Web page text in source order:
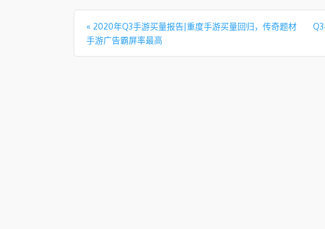
文章导航
« 2020年Q3手游买量报告|重度手游买量回归，传奇题材
手游广告霸屏率最高